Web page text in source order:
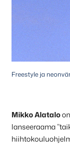
Freestyle ja
Mikko Alatalo
lanseeraama